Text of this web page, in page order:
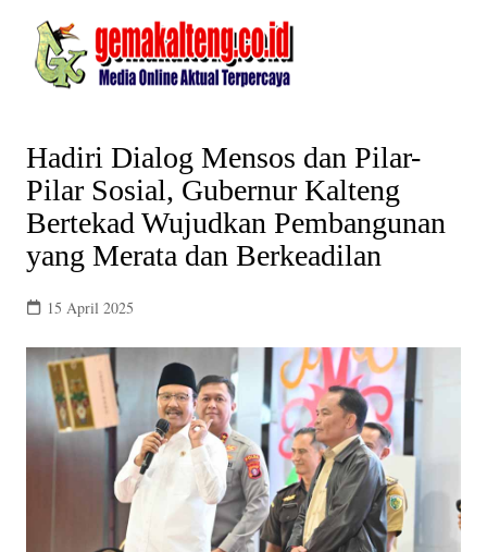
content
Hadiri Dialog Mensos dan Pilar-
Pilar Sosial, Gubernur Kalteng
Bertekad Wujudkan Pembangunan
yang Merata dan Berkeadilan
15 April 2025